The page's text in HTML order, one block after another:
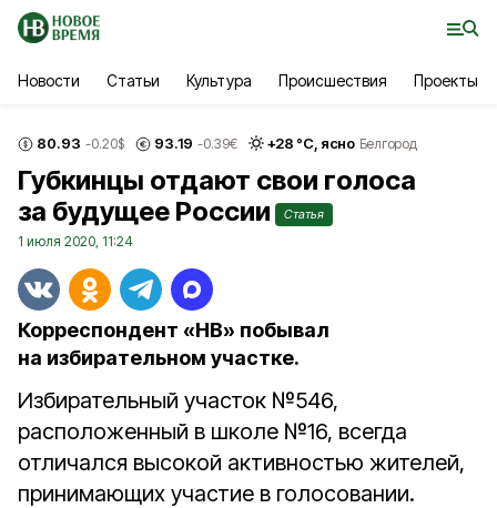
Новости Статьи Культура Происшествия Проекты
80.93 -0.20$ 93.19 -0.39€ +28 °С, ясно Белгород
Губкинцы отдают свои голоса
за будущее России
Статья
1 июля 2020, 11:24
Корреспондент «НВ» побывал
на избирательном участке.
Избирательный участок №546,
расположенный в школе №16, всегда
отличался высокой активностью жителей,
принимающих участие в голосовании.